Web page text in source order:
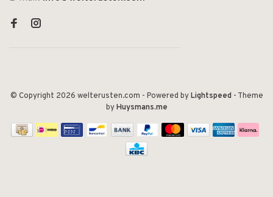
© Copyright 2026 welterusten.com - Powered byLightspeed- Theme
byHuysmans.me